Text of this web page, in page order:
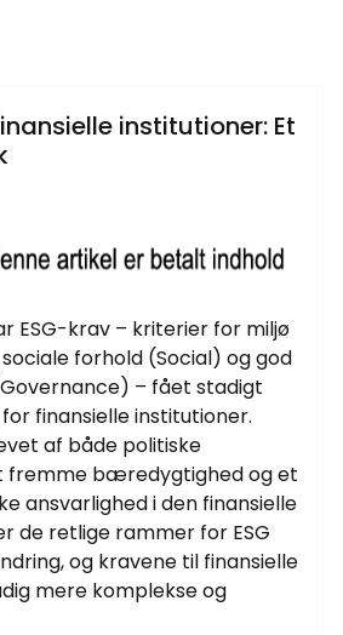
fdbr.dk
institutioner: Et
ESG-krav – kriterier for miljø
forhold (Social) og god
– fået stadigt
finansielle institutioner.
af både politiske
fremme bæredygtighed og et
ansvarlighed i den finansielle
de retlige rammer for ESG
og kravene til finansielle
mere komplekse og